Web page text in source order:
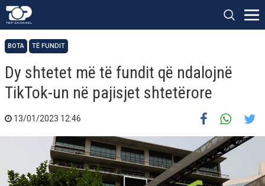
BOTA TË FUNDIT
Dy shtetet më të fundit që ndalojnë
TikTok-un në pajisjet shtetërore
13/01/2023 12:46